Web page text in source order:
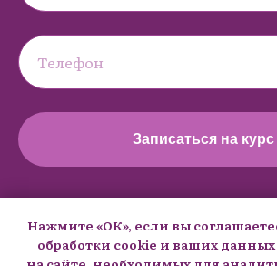
Записаться на курс
соглашаетесьc политикой
Нажмите «ОК», если вы
обработки cookie и ваших